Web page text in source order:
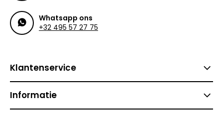
Whatsapp ons
+32 495 57 27 75
Klantenservice
Informatie